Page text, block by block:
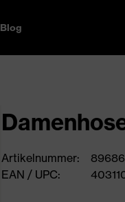
Blog
Artikelnummer:
EAN / UPC: